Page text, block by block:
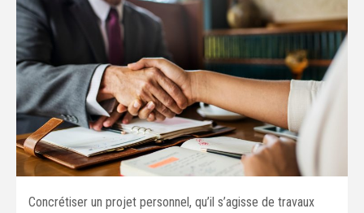
Concrétiser un projet personnel, qu’il s’agisse de travaux